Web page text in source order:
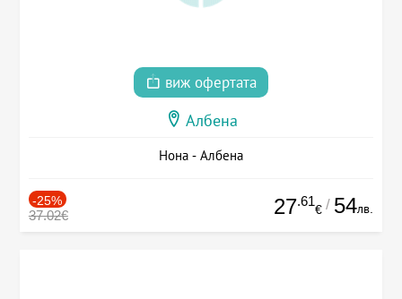
виж офертата
Албена
Нона - Албена
-25%
37.02€ 27.61
€ / 54лв.